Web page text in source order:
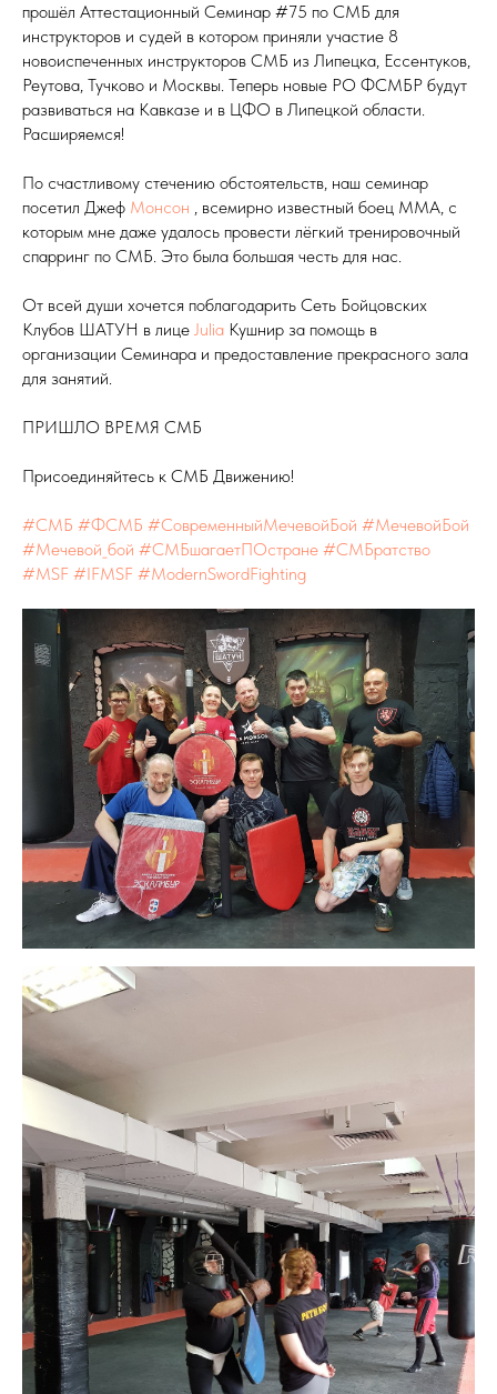
прошёл Аттестационный Семинар #75 по СМБ для
инструкторов и судей в котором приняли участие 8
новоиспеченных инструкторов СМБ из Липецка, Ессентуков,
Реутова, Тучково и Москвы. Теперь новые РО ФСМБР будут
развиваться на Кавказе и в ЦФО в Липецкой области.
Расширяемся!
По счастливому стечению обстоятельств, наш семинар
посетил Джеф Монсон , всемирно известный боец ММА, с
которым мне даже удалось провести лёгкий тренировочный
спарринг по СМБ. Это была большая честь для нас.
От всей души хочется поблагодарить Сеть Бойцовских
Клубов ШАТУН в лице Julia Кушнир за помощь в
организации Семинара и предоставление прекрасного зала
для занятий.
ПРИШЛО ВРЕМЯ СМБ
Присоединяйтесь к СМБ Движению!
#СМБ #ФСМБ #СовременныйМечевойБой #МечевойБой
#Мечевой_бой #СМБшагаетПОстране #СМБратство
#MSF #IFMSF #ModernSwordFighting